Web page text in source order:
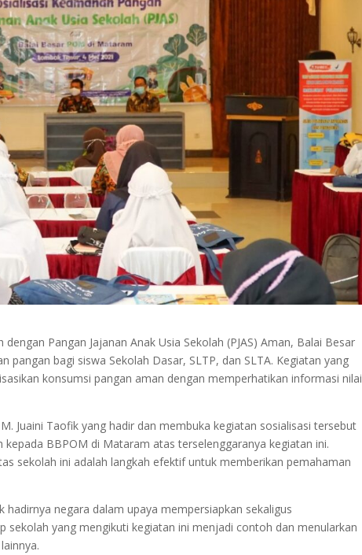
Pangan Jajanan Anak Usia Sekolah (PJAS) Aman, Balai Besar
pangan bagi siswa Sekolah Dasar, SLTP, dan SLTA. Kegiatan yang
konsumsi pangan aman dengan memperhatikan informasi nilai
Juaini Taofik yang hadir dan membuka kegiatan sosialisasi tersebut
BBPOM di Mataram atas terselenggaranya kegiatan ini.
sekolah ini adalah langkah efektif untuk memberikan pemahaman
negara dalam upaya mempersiapkan sekaligus
sekolah yang mengikuti kegiatan ini menjadi contoh dan menularkan